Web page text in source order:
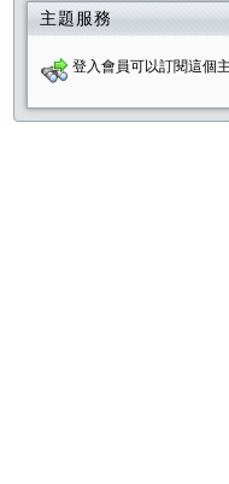
主題服務
登入會員可以訂閱這個